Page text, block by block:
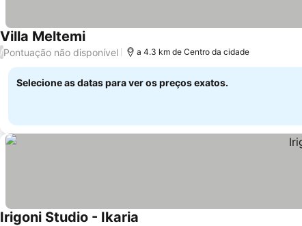
Villa Meltemi
/Pontuação não disponível a 4.3 km de Centro da cidade
Selecione as datas para ver os preços exatos.
Irigoni Studio - Ikaria